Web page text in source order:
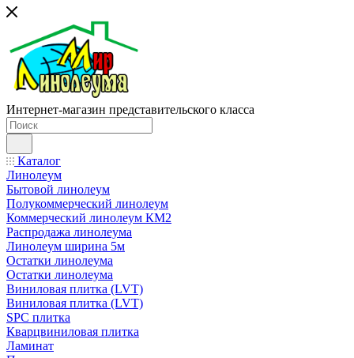
Интернет-магазин представительского класса
Каталог
Линолеум
Бытовой линолеум
Полукоммерческий линолеум
Коммерческий линолеум КМ2
Распродажа линолеума
Линолеум ширина 5м
Остатки линолеума
Остатки линолеума
Виниловая плитка (LVT)
Виниловая плитка (LVT)
SPC плитка
Кварцвиниловая плитка
Ламинат